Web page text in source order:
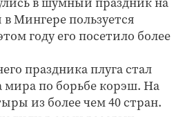
Мингере пользуется
году его посетило более
праздника плуга стал
по борьбе корэш. На
из более чем 40 стран.